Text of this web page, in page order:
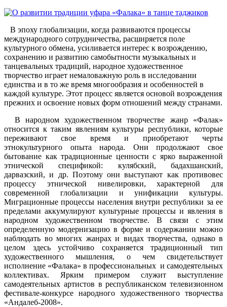
В эпоху глобализации, когда развиваются процессы
международного сотрудничества, расширяется поле
культурного обмена, усиливается интерес к возрождению,
сохранению и развитию самобытности музыкальных и
танцевальных традиций, народное художественное
творчество играет немаловажную роль в исследовании
единства и в то же время многообразия и особенностей в
каждой культуре. Этот процесс является основой возрождения
прежних и освоение новых форм отношений между странами.
В народном художественном творчестве жанр «Фалак»
относится к таким явлениям культуры республики, которые
переживают свое время и приобретают черты
этнокультурного опыта народа. Они продолжают свое
бытование как традиционные ценности с ярко выраженной
этнической спецификой: кулябский, бадахшанский,
дарвазский, и др. Поэтому они выступают как противовес
процессу этнической нивелировки, характерной для
современной глобализации и унификации культуры.
Миграционные процессы населения внутри республики за ее
пределами аккумулируют культурные процессы и явления в
народном художественном творчестве. В связи с этим
определенную модернизацию в форме и содержании можно
наблюдать во многих жанрах и видах творчества, однако в
целом здесь устойчиво сохраняется традиционный тип
художественного мышления, о чем свидетельствует
исполнение «Фалака» в профессиональных и самодеятельных
коллективах. Ярким примером служит выступление
самодеятельных артистов в республиканском телевизионном
фестивале-конкурсе народного художественного творчества
«Андалеб-2008».